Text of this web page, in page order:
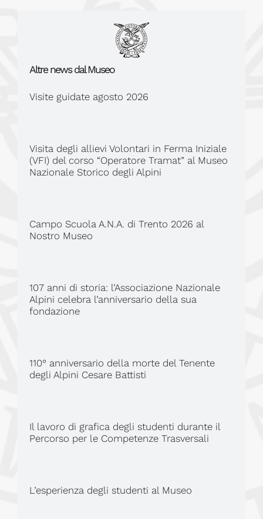
Altre news dal Museo
Visite guidate agosto 2026
Visita degli allievi Volontari in Ferma Iniziale
(VFI) del corso “Operatore Tramat” al Museo
Nazionale Storico degli Alpini
Campo Scuola A.N.A. di Trento 2026 al
Nostro Museo
107 anni di storia: l’Associazione Nazionale
Alpini celebra l’anniversario della sua
fondazione
110° anniversario della morte del Tenente
degli Alpini Cesare Battisti
Il lavoro di grafica degli studenti durante il
Percorso per le Competenze Trasversali
L’esperienza degli studenti al Museo